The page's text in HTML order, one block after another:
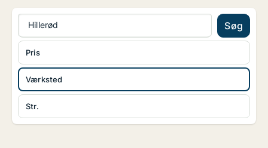
Hillerød Søg
Værksted
Str.
Pris